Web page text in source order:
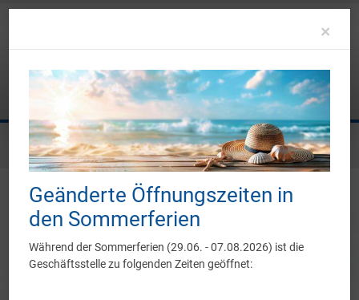
Sie befinden sich hier: Sportangebot Flagfootball Trainingszeiten
Trainingszeiten & Gruppen
×
Geänderte Öffnungszeiten in
den Sommerferien
Während der Sommerferien (29.06. - 07.08.2026) ist die
Geschäftsstelle zu folgenden Zeiten geöffnet: